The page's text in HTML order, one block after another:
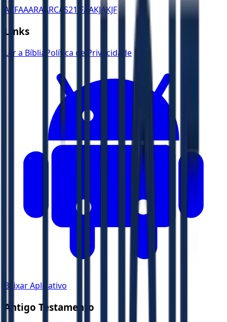
ACFAAARA ARCAS21 JFAAKJAKJF
Links
Ler a Bíblia Política de Privacidade
Baixar Aplicativo
Antigo Testamento